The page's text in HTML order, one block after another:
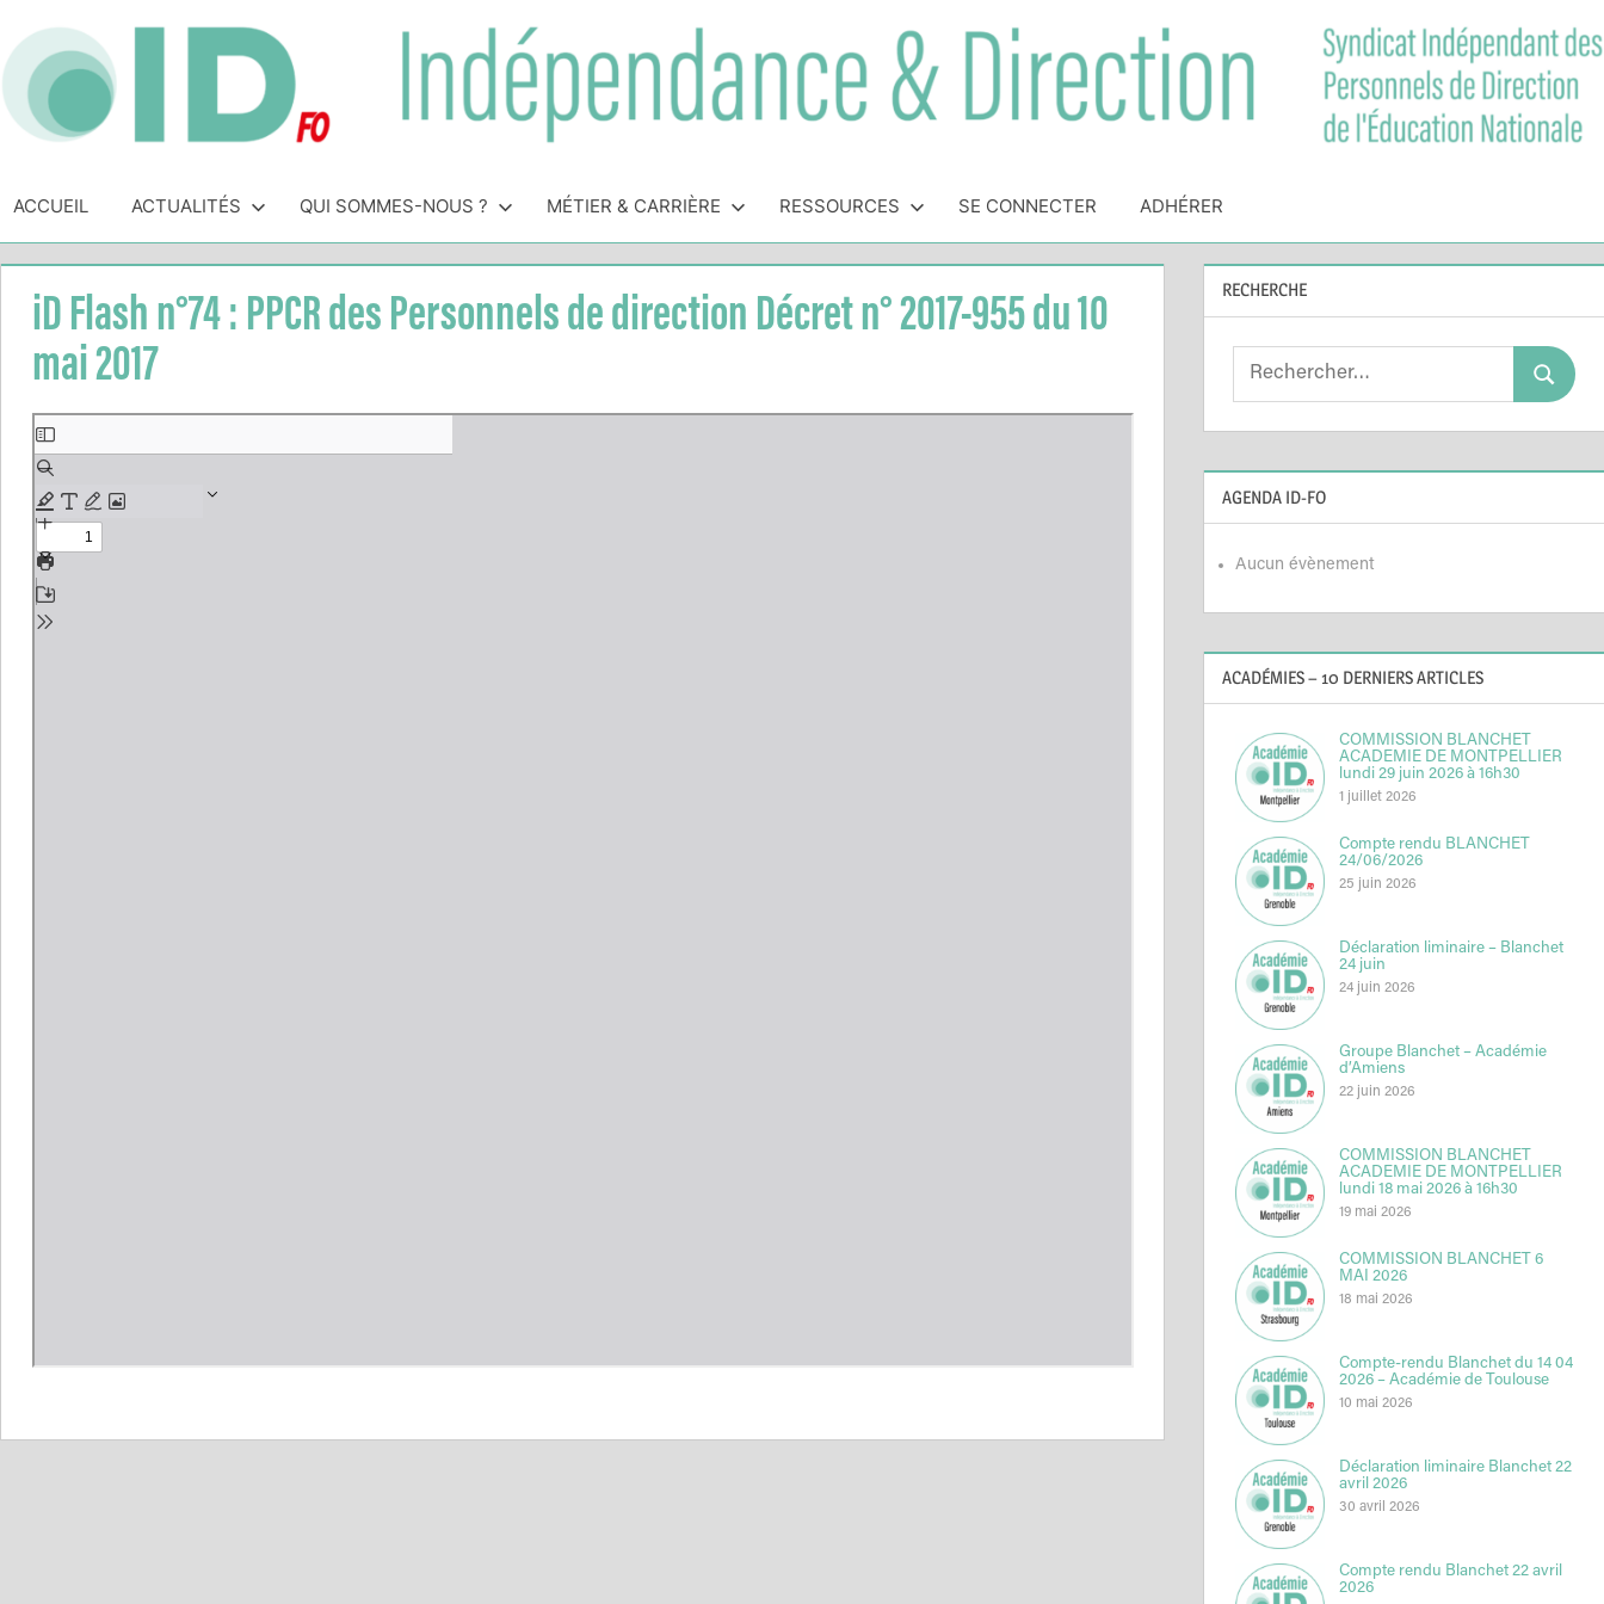
content
&
Direction
indépendant
direction
l'Éducation
ACCUEIL ACTUALITÉS QUI SOMMES-NOUS ? MÉTIER & CARRIÈRE RESSOURCES SE CONNECTER ADHÉRER
iD Flash n°74 : PPCR des Personnels de direction Décret n° 2017-955 du 10
mai 2017
Aller
au
PDF
RECHERCHE
Search
Search
AGENDA ID-FO
Aucun évènement
ACADÉMIES – 10 DERNIERS ARTICLES
COMMISSION BLANCHET
ACADEMIE DE MONTPELLIER
lundi 29 juin 2026 à 16h30
1 juillet 2026
Compte rendu BLANCHET
24/06/2026
25 juin 2026
Déclaration liminaire – Blanchet
24 juin
24 juin 2026
Groupe Blanchet – Académie
d’Amiens
22 juin 2026
COMMISSION BLANCHET
ACADEMIE DE MONTPELLIER
lundi 18 mai 2026 à 16h30
19 mai 2026
COMMISSION BLANCHET 6
MAI 2026
18 mai 2026
Compte-rendu Blanchet du 14 04
2026 – Académie de Toulouse
10 mai 2026
Déclaration liminaire Blanchet 22
avril 2026
30 avril 2026
Compte rendu Blanchet 22 avril
2026